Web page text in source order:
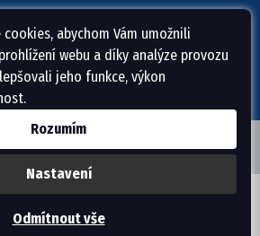
obouvání
cookies, abychom Vám umožnili
webu a díky analýze provozu
jeho funkce, výkon
Rozumím
Nastavení
Odmítnout vše